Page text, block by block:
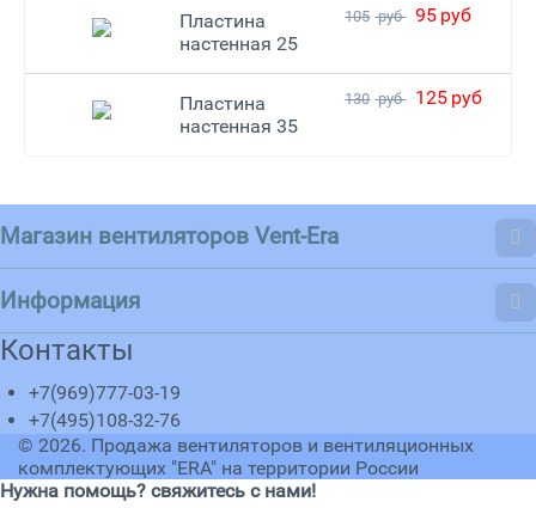
Пластина
настенная 25
105 руб 95 руб
Пластина
настенная 35
130 руб 125 руб
Магазин вентиляторов Vent-Era
Информация
Контакты
+7(969)777-03-19
+7(495)108-32-76
© 2026. Продажа вентиляторов и вентиляционных
комплектующих "ERA" на территории России
Нужна помощь? свяжитесь с нами!